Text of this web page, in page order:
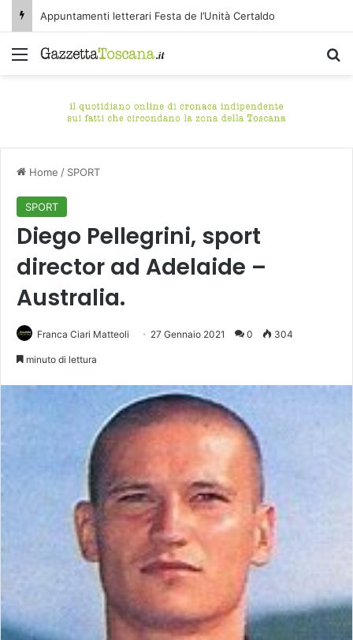
Appuntamenti letterari Festa de l’Unità Certaldo
Menu
Home / SPORT
SPORT
Diego Pellegrini, sport
director ad Adelaide –
Australia.
Franca Ciari Matteoli 27 Gennaio 2021 0 304
minuto di lettura